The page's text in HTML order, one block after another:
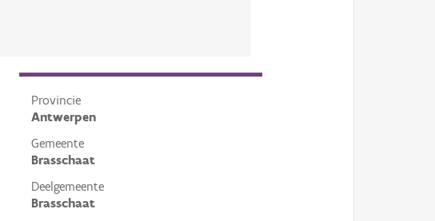
Provincie
Antwerpen
Gemeente
Brasschaat
Deelgemeente
Brasschaat